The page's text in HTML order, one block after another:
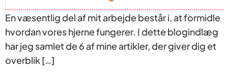
En væsentlig del af mit arbejde består i, at formidle
hvordan vores hjerne fungerer. I dette blogindlæg
har jeg samlet de 6 af mine artikler, der giver dig et
overblik […]